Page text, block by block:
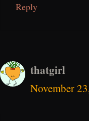
Reply
thatgirl
November